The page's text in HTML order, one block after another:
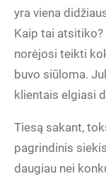
yra viena
Kaip tai atsitiko?
norėjosi teikti
buvo siūloma.
klientais elgiasi
Tiesą sakant,
pagrindinis
daugiau nei